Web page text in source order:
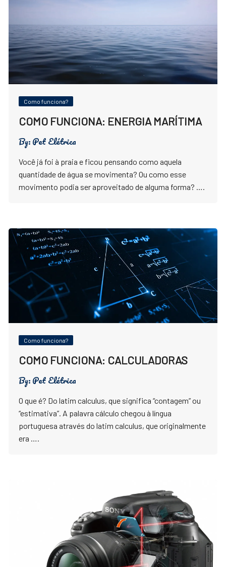
Como funciona?
COMO FUNCIONA: ENERGIA MARÍTIMA
By:Pet Elétrica
Você já foi à praia e ficou pensando como aquela
quantidade de água se movimenta? Ou como esse
movimento podia ser aproveitado de alguma forma? ….
Como funciona?
COMO FUNCIONA: CALCULADORAS
By:Pet Elétrica
O que é? Do latim calculus, que significa “contagem” ou
“estimativa”. A palavra cálculo chegou à língua
portuguesa através do latim calculus, que originalmente
era ….